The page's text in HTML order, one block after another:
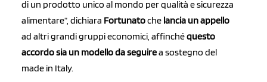
di un prodotto unico al mondo per qualità e sicurezza
alimentare”, dichiara Fortunatoche lancia un appello
ad altri grandi gruppi economici, affinchéquesto
accordo sia un modello da seguirea sostegno del
made in Italy.